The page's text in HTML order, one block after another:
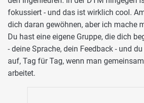
fokussiert - und das ist wirklich cool.
dich daran gewöhnen, aber ich mache
Du hast eine eigene Gruppe, die dich
- deine Sprache, dein Feedback - und
auf, Tag für Tag, wenn man
arbeitet.